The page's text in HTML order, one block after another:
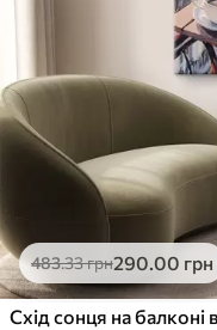
483.33грн290.00 грн